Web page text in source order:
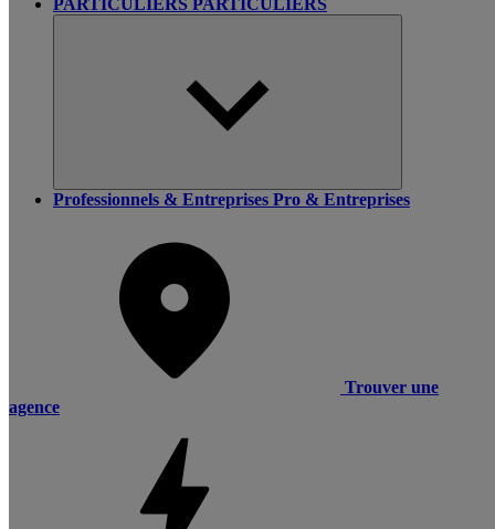
PARTICULIERS PARTICULIERS
Professionnels & Entreprises Pro & Entreprises
Trouver une
agence